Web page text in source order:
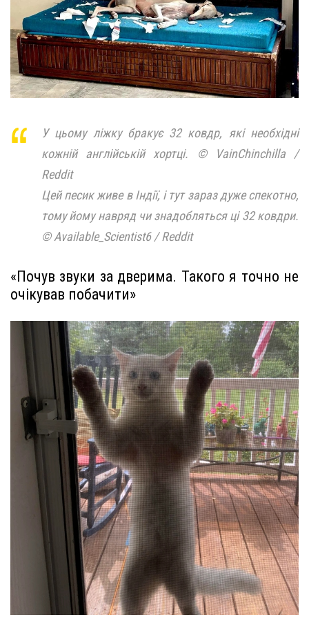
У цьому ліжку бракує 32 ковдр, які необхідні
кожній англійській хортці. © VainChinchilla /
Reddit
Цей песик живе в Індії, і тут зараз дуже спекотно,
тому йому навряд чи знадобляться ці 32 ковдри.
© Available_Scientist6 / Reddit
«Почув звуки за дверима. Такого я точно не
очікував побачити»